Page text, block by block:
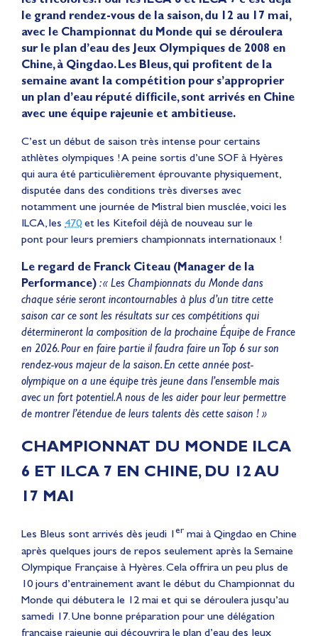
le grand rendez-vous de la saison, du 12 au 17 mai,
avec le Championnat du Monde qui se déroulera
sur le plan d’eau des Jeux Olympiques de 2008 en
Chine, à Qingdao. Les Bleus, qui profitent de la
semaine avant la compétition pour s’approprier
un plan d’eau réputé difficile, sont arrivés en Chine
avec une équipe rajeunie et ambitieuse.
C’est un début de saison très intense pour certains
athlètes olympiques ! A peine sortis d’une SOF à Hyères
qui aura été particulièrement éprouvante physiquement,
disputée dans des conditions très diverses avec
notamment une journée de Mistral bien musclée, voici les
ILCA, les 470 et les Kitefoil déjà de nouveau sur le
pont pour leurs premiers championnats internationaux !
Le regard de Franck Citeau (Manager de la
Performance) : « Les Championnats du Monde dans
chaque série seront incontournables à plus d’un titre cette
saison car ce sont les résultats sur ces compétitions qui
détermineront la composition de la prochaine Équipe de France
en 2026. Pour en faire partie il faudra faire un Top 6 sur son
rendez-vous majeur de la saison. En cette année post-
olympique on a une équipe très jeune dans l’ensemble mais
avec un fort potentiel. A nous de les aider pour leur permettre
de montrer l’étendue de leurs talents dès cette saison ! »
CHAMPIONNAT DU MONDE ILCA
6 ET ILCA 7 EN CHINE, DU 12 AU
17 MAI
Les Bleus sont arrivés dès jeudi 1er mai à Qingdao en Chine
après quelques jours de repos seulement après la Semaine
Olympique Française à Hyères. Cela offrira un peu plus de
10 jours d’entrainement avant le début du Championnat du
Monde qui débutera le 12 mai et qui se déroulera jusqu’au
samedi 17. Une bonne préparation pour une délégation
française rajeunie qui découvrira le plan d’eau des Jeux